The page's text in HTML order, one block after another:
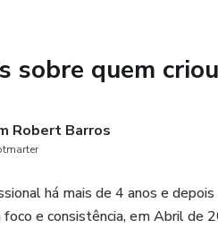
sobre quem
Robert Barros
há mais de 4 anos e
e consistência, em Abril de